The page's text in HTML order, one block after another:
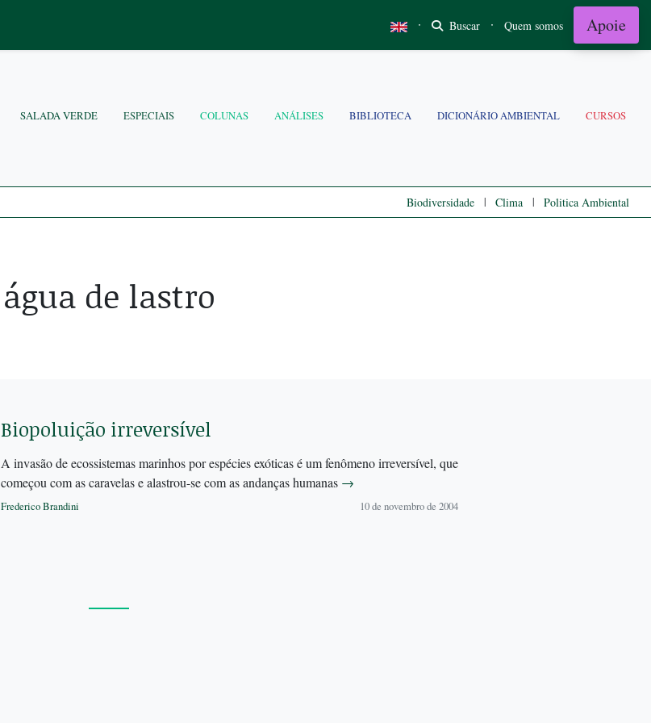
· Buscar · Quem somos Apoie
SALADA VERDE ESPECIAIS COLUNAS ANÁLISES BIBLIOTECA DICIONÁRIO AMBIENTAL CURSOS
Biodiversidade | Clima | Politica Ambiental
água de lastro
Biopoluição irreversível
A invasão de ecossistemas marinhos por espécies exóticas é um fenômeno irreversível, que
começou com as caravelas e alastrou-se com as andanças humanas →
Frederico Brandini 10 de novembro de 2004